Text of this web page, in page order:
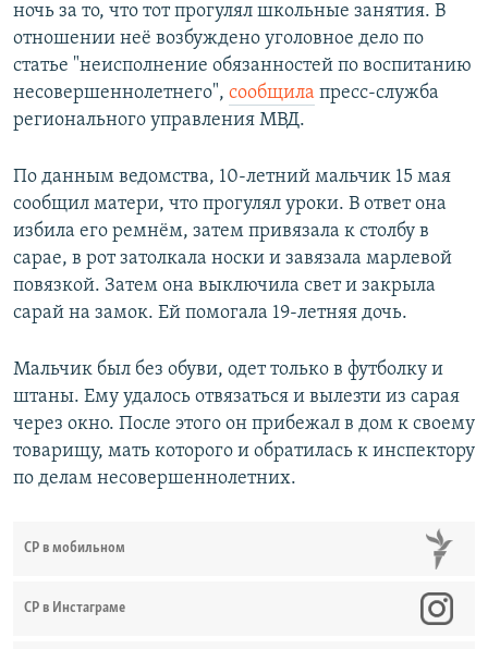
ночь за то, что тот прогулял школьные занятия. В
отношении неё возбуждено уголовное дело по
статье "неисполнение обязанностей по воспитанию
несовершеннолетнего", сообщила пресс-служба
регионального управления МВД.
По данным ведомства, 10-летний мальчик 15 мая
сообщил матери, что прогулял уроки. В ответ она
избила его ремнём, затем привязала к столбу в
сарае, в рот затолкала носки и завязала марлевой
повязкой. Затем она выключила свет и закрыла
сарай на замок. Ей помогала 19-летняя дочь.
Мальчик был без обуви, одет только в футболку и
штаны. Ему удалось отвязаться и вылезти из сарая
через окно. После этого он прибежал в дом к своему
товарищу, мать которого и обратилась к инспектору
по делам несовершеннолетних.
СР в мобильном
СР в Инстаграме